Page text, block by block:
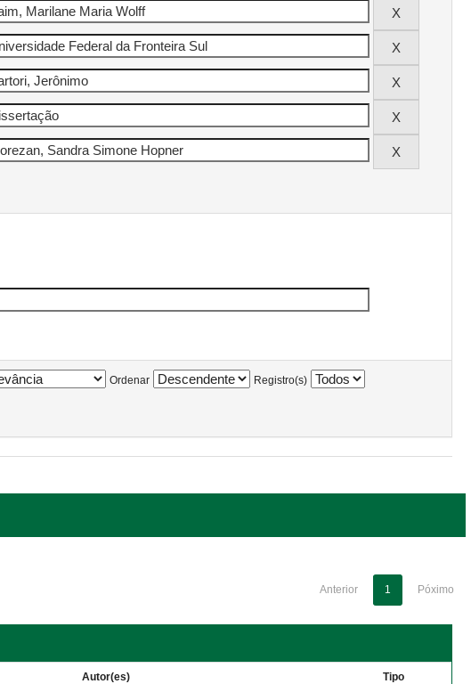
Ordenar Registro(s)
Anterior 1 Póximo
Autor(es) Tipo